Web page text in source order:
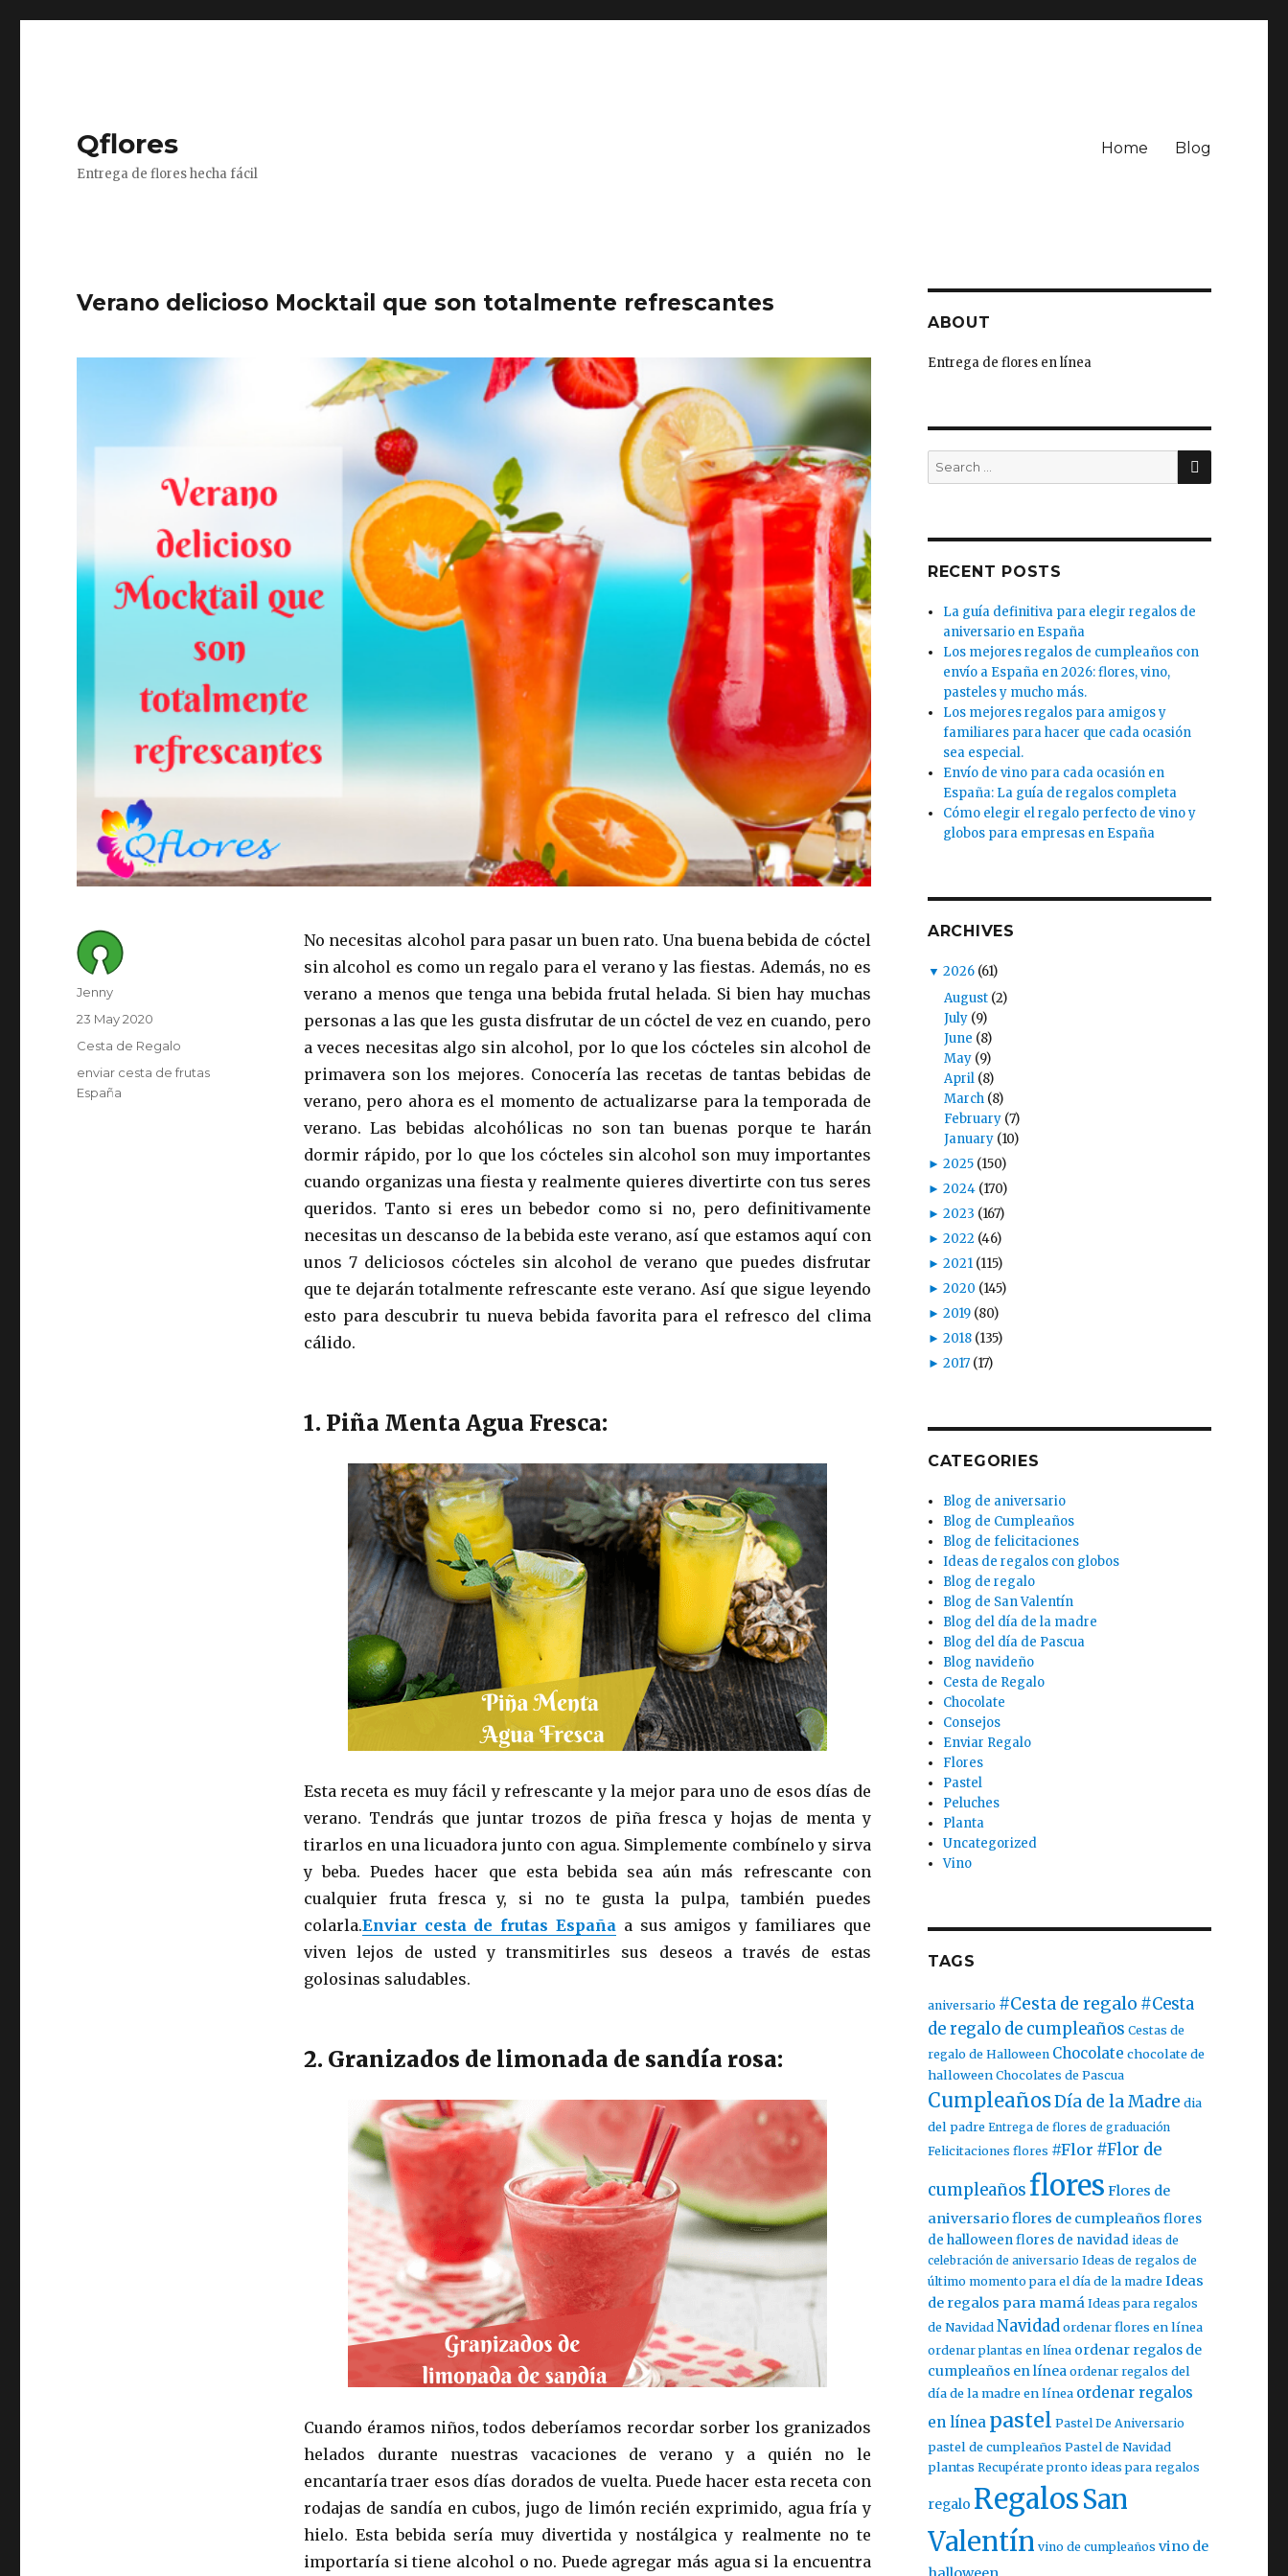
Qflores
Entrega de flores hecha fácil
Home Blog
Verano delicioso Mocktail que son totalmente refrescantes
No necesitas alcohol para pasar un buen rato. Una buena bebida de cóctel
sin alcohol es como un regalo para el verano y las fiestas. Además, no es
verano a menos que tenga una bebida frutal helada. Si bien hay muchas
personas a las que les gusta disfrutar de un cóctel de vez en cuando, pero
a veces necesitas algo sin alcohol, por lo que los cócteles sin alcohol de
primavera son los mejores. Conocería las recetas de tantas bebidas de
verano, pero ahora es el momento de actualizarse para la temporada de
verano. Las bebidas alcohólicas no son tan buenas porque te harán
dormir rápido, por lo que los cócteles sin alcohol son muy importantes
cuando organizas una fiesta y realmente quieres divertirte con tus seres
queridos. Tanto si eres un bebedor como si no, pero definitivamente
necesitas un descanso de la bebida este verano, así que estamos aquí con
unos 7 deliciosos cócteles sin alcohol de verano que puedes disfrutar
que te dejarán totalmente refrescante este verano. Así que sigue leyendo
esto para descubrir tu nueva bebida favorita para el refresco del clima
cálido.
1. Piña Menta Agua Fresca:
Esta receta es muy fácil y refrescante y la mejor para uno de esos días de
verano. Tendrás que juntar trozos de piña fresca y hojas de menta y
tirarlos en una licuadora junto con agua. Simplemente combínelo y sirva
y beba. Puedes hacer que esta bebida sea aún más refrescante con
cualquier fruta fresca y, si no te gusta la pulpa, también puedes
colarla.Enviar cesta de frutas España a sus amigos y familiares que
viven lejos de usted y transmitirles sus deseos a través de estas
golosinas saludables.
2. Granizados de limonada de sandía rosa:
Cuando éramos niños, todos deberíamos recordar sorber los granizados
helados durante nuestras vacaciones de verano y a quién no le
encantaría traer esos días dorados de vuelta. Puede hacer esta receta con
rodajas de sandía en cubos, jugo de limón recién exprimido, agua fría y
hielo. Esta bebida sería muy divertida y nostálgica y realmente no te
importaría si tiene alcohol o no. Puede agregar más agua si la encuentra
Author
Jenny
Posted
on
23 May 2020
Category
Cesta de Regalo
Tags
enviar cesta de frutas
España
ABOUT
Entrega de flores en línea
Search
for:
SEARCH
RECENT POSTS
La guía definitiva para elegir regalos de
aniversario en España
Los mejores regalos de cumpleaños con
envío a España en 2026: flores, vino,
pasteles y mucho más.
Los mejores regalos para amigos y
familiares para hacer que cada ocasión
sea especial.
Envío de vino para cada ocasión en
España: La guía de regalos completa
Cómo elegir el regalo perfecto de vino y
globos para empresas en España
ARCHIVES
▼ 2026 (61)
August (2)
July (9)
June (8)
May (9)
April (8)
March (8)
February (7)
January (10)
► 2025 (150)
► 2024 (170)
► 2023 (167)
► 2022 (46)
► 2021 (115)
► 2020 (145)
► 2019 (80)
► 2018 (135)
► 2017 (17)
CATEGORIES
Blog de aniversario
Blog de Cumpleaños
Blog de felicitaciones
Ideas de regalos con globos
Blog de regalo
Blog de San Valentín
Blog del día de la madre
Blog del día de Pascua
Blog navideño
Cesta de Regalo
Chocolate
Consejos
Enviar Regalo
Flores
Pastel
Peluches
Planta
Uncategorized
Vino
TAGS
aniversario #Cesta de regalo #Cesta
de regalo de cumpleaños Cestas de
regalo de Halloween Chocolate chocolate de
halloween Chocolates de Pascua
CumpleañosDía de la Madre dia
del padre Entrega de flores de graduación
Felicitaciones flores #Flor #Flor de
cumpleañosflores Flores de
aniversarioflores de cumpleaños flores
de halloweenflores de navidad ideas de
celebración de aniversario Ideas de regalos de
último momento para el día de la madre Ideas
de regalos para mamá Ideas para regalos
de Navidad Navidadordenar flores en línea
ordenar plantas en línea ordenar regalos de
cumpleaños en línea ordenar regalos del
día de la madre en línea ordenar regalos
en línea pastel Pastel De Aniversario
pastel de cumpleaños Pastel de Navidad
plantas Recupérate pronto ideas para regalos
regalo RegalosSan
Valentín vino de cumpleaños vino de